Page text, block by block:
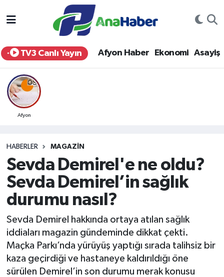
TV3 Canlı Yayın Afyon Haber Ekonomi Asayiş
Afyon
HABERLER MAGAZIN
Sevda Demirel'e ne oldu?
Sevda Demirel’in sağlık
durumu nasıl?
Sevda Demirel hakkında ortaya atılan sağlık
iddiaları magazin gündeminde dikkat çekti.
Maçka Parkı’nda yürüyüş yaptığı sırada talihsiz bir
kaza geçirdiği ve hastaneye kaldırıldığı öne
sürülen Demirel’in son durumu merak konusu
Yurt Haber
Afyon Haber
Ekonomi
Siyaset
Eğitim
Sağlık
Teknoloji
Kültür - Sanat
Yaşam
Afyonkarahisar Nöbetçi Eczaneler
Afyonkarahisar Hava Durumu
Afyonkarahisar Namaz Vakitleri
Afyonkarahisar Trafik Yoğunluk Haritası
Tüm Manşetler
Son Dakika Haberleri
Haber Arşivi